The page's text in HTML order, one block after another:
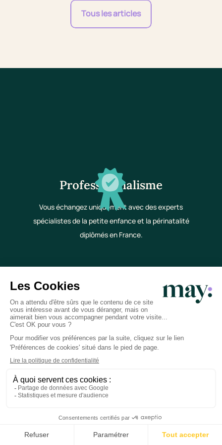
Tous les articles
Professionnalisme
Vous échangez uniquement avec des experts
spécialistes de la petite enfance et la périnatalité
diplômés en France.
Bienveillance
De l'écoute et jamais de jugement. C'est déjà